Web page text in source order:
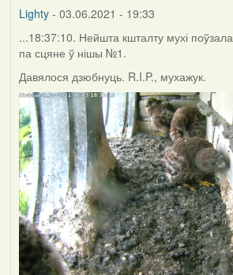
Lighty- 03.06.2021 - 19:33
...18:37:10. Нейшта кшталту мухі поўзала
па сцяне ў нішы №1.
Давялося дзюбнуць. R.I.P., мухажук.